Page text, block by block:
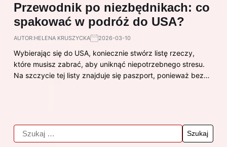
Przewodnik po niezbędnikach: co
spakować w podróż do USA?
AUTOR:HELENA KRUSZYCKA 2026-03-10
Wybierając się do USA, koniecznie stwórz listę rzeczy,
które musisz zabrać, aby uniknąć niepotrzebnego stresu.
Na szczycie tej listy znajduje się paszport, ponieważ bez…